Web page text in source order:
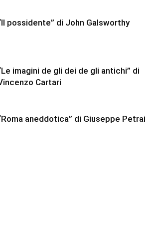
possidente” di John Galsworthy
imagini de gli dei de gli antichi” di
Cartari
aneddotica” di Giuseppe Petrai